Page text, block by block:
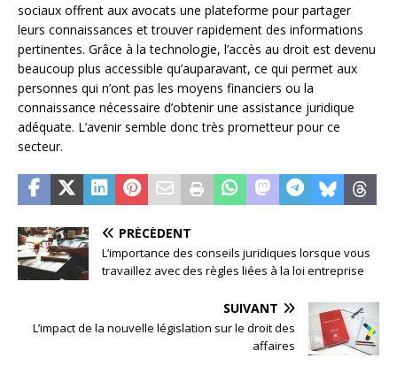
sociaux offrent aux avocats une plateforme pour partager
leurs connaissances et trouver rapidement des informations
pertinentes. Grâce à la technologie, l’accès au droit est devenu
beaucoup plus accessible qu’auparavant, ce qui permet aux
personnes qui n’ont pas les moyens financiers ou la
connaissance nécessaire d’obtenir une assistance juridique
adéquate. L’avenir semble donc très prometteur pour ce
secteur.
PRÉCÉDENT
L’importance des conseils juridiques lorsque vous
travaillez avec des règles liées à la loi entreprise
SUIVANT
L’impact de la nouvelle législation sur le droit des
affaires